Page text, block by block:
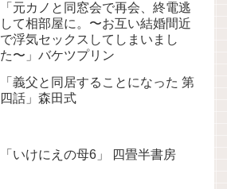
「元カノと同窓会で再会、終電逃
して相部屋に。〜お互い結婚間近
で浮気セックスしてしまいまし
た〜」バケツプリン
「義父と同居することになった 第
四話」森田式
「いけにえの母6」 四畳半書房